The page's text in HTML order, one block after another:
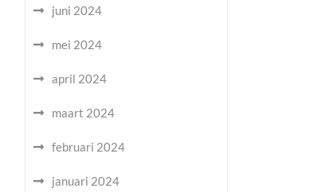
juni 2024
mei 2024
april 2024
maart 2024
februari 2024
januari 2024